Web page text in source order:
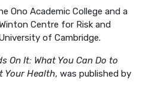
Ono Academic College and a
Centre for Risk and
of Cambridge.
On It: What You Can Do to
Your Health, was published by